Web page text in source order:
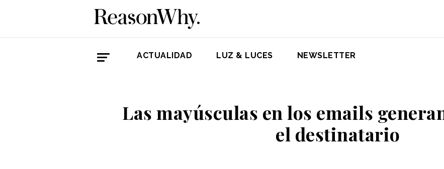
ACTUALIDAD LUZ & LUCES NEWSLETTER
Las mayúsculas en los emails
el destinatario